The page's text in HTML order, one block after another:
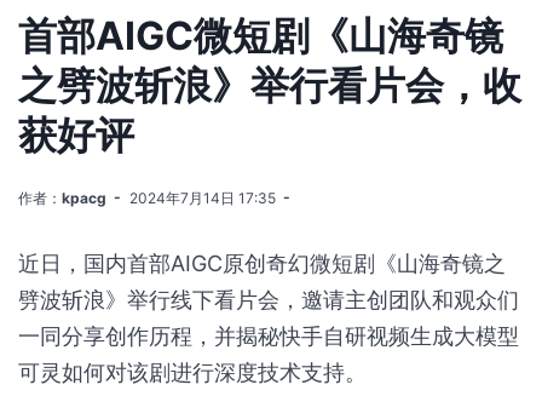
首部AIGC微短剧《山海奇镜
之劈波斩浪》举行看片会，收
获好评
作者： kpacg 2024年7月14日 17:35
近日，国内首部AIGC原创奇幻微短剧《山海奇镜之
劈波斩浪》举行线下看片会，邀请主创团队和观众们
一同分享创作历程，并揭秘快手自研视频生成大模型
可灵如何对该剧进行深度技术支持。